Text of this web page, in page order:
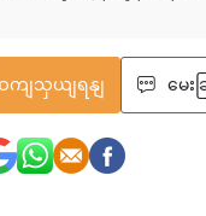
ကျသှယျရနျ မေးခ